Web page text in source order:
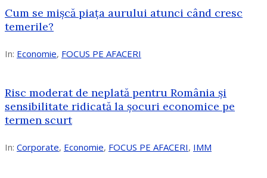
Cum se mișcă piața aurului atunci când cresc
temerile?
In: Economie, FOCUS PE AFACERI
Risc moderat de neplată pentru România și
sensibilitate ridicată la șocuri economice pe
termen scurt
In: Corporate, Economie, FOCUS PE AFACERI, IMM